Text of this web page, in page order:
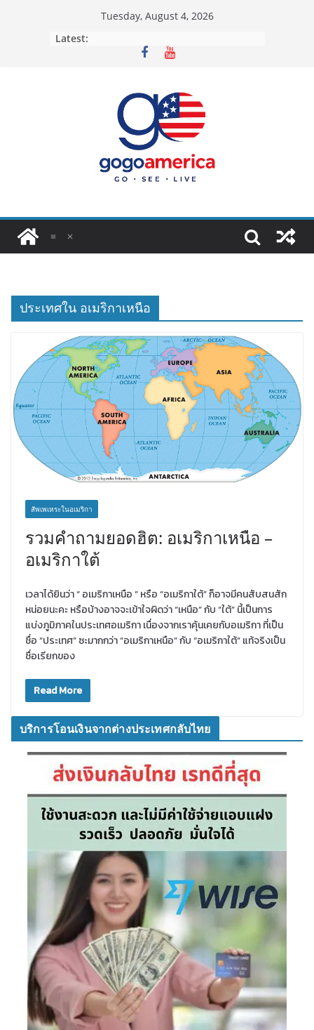
Tuesday, August 4, 2026
Latest:
ประเทศใน อเมริกาเหนือ
สัพเพเหระในอเมริกา
รวมคำถามยอดฮิต: อเมริกาเหนือ –
อเมริกาใต้
เวลาได้ยินว่า “ อเมริกาเหนือ ” หรือ “อเมริกาใต้” ก็อาจมีคนสับสนสัก
หน่อยนะคะ หรือบ้างอาจจะเข้าใจผิดว่า “เหนือ” กับ “ใต้” นี้เป็นการ
แบ่งภูมิภาคในประเทศอเมริกา เนื่องจากเราคุ้นเคยกับอเมริกา ที่เป็น
ชื่อ “ประเทศ” ซะมากกว่า “อเมริกาเหนือ” กับ “อเมริกาใต้” แท้จริงเป็น
ชื่อเรียกของ
Read More
บริการโอนเงินจากต่างประเทศกลับไทย